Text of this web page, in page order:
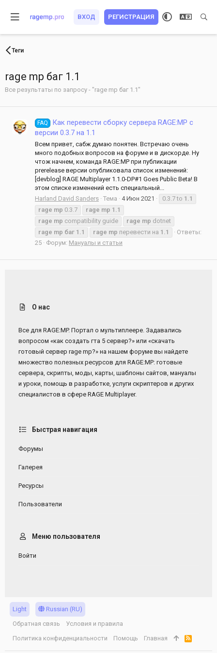
ВХОД РЕГИСТРАЦИЯ
Теги
rage mp баг 1.1
Все результаты по запросу - "rage mp баг 1.1"
FAQ
Как перевести сборку сервера RAGE:MP с
версии 0.3.7 на 1.1
Всем привет, сабж думаю понятен. Встречаю очень
много подобных вопросов на форуме и в дискорде. Ну
чтож начнем, команда RAGE:MP при публикации
prerelease версии опубликовала список изменений:
[devblog] RAGE Multiplayer 1.1.0-DP#1 Goes Public Beta! В
этом списке изменений есть специальный...
Harland David Sanders Тема 4 Июн 2021 0.3.7 to 1.1
rage mp 0.3.7 rage mp 1.1
rage mp compatibility guide rage mp dotnet
rage mp баг 1.1 rage mp перевести на 1.1
Ответы:
25
Форум: Мануалы и статьи
О нас
Все для RAGE:MP. Портал о мультиплеере. Задавались
вопросом «как создать гта 5 сервер?» или «скачать
готовый сервер rage mp?» на нашем форуме вы найдете
множество полезных ресурсов для RAGE:MP: готовые
сервера, скрипты, моды, карты, шаблоны сайтов, мануалы
и уроки, помощь в разработке, услуги скриптеров и других
специалистов в сфере RAGE Multiplayer.
Быстрая навигация
Форумы
Галерея
Ресурсы
Пользователи
Меню пользователя
Войти
Light
Russian (RU)
Обратная связь
Условия и правила
Политика конфиденциальности
Помощь Главная
R
S
S